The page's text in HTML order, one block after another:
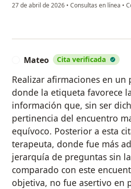
27 de abril de 2026 • Consultas en línea •
Mateo Cita verificada
Realizar afirmaciones en
donde la etiqueta favorece
información que, sin ser
pertinencia del encuentro
equívoco. Posterior a esta
terapeuta, donde fue más
jerarquía de preguntas sin
comparado con este
objetiva, no fue asertivo en